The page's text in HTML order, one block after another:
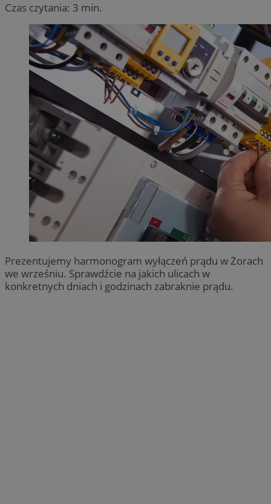
Czas czytania: 3 min.
Prezentujemy harmonogram wyłączeń prądu w Żorach
we wrześniu. Sprawdźcie na jakich ulicach w
konkretnych dniach i godzinach zabraknie prądu.